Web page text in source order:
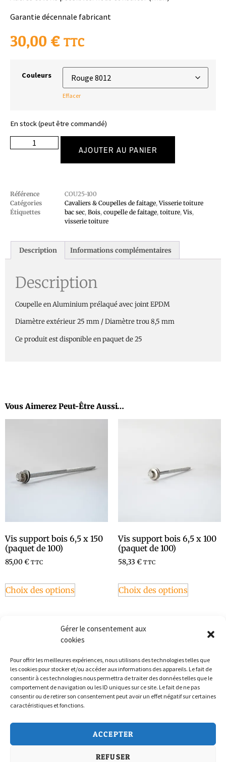
Gérer le consentement aux
cookies
Pour offrir les meilleures expériences, nous utilisons des technologies telles que
les cookies pour stocker et/ou accéder aux informations des appareils. Le fait de
consentir à ces technologies nous permettra de traiter des données telles que le
comportement de navigation ou les ID uniques sur ce site. Le fait de ne pas
consentir ou de retirer son consentement peut avoir un effet négatif sur certaines
caractéristiques et fonctions.
ACCEPTER
REFUSER
Garantie décennale fabricant
30,00 € TTC
Couleurs
Effacer
En stock (peut être commandé)
AJOUTER AU PANIER
Référence
COU25-100
Catégories
Cavaliers & Coupelles de faitage,Visserie toiture
Étiquettes
bac sec, Bois, coupelle de faitage, toiture,Vis,
visserie toiture
Description Informations complémentaires
Description
Coupelle en Aluminium prélaqué avec joint EPDM
Diamètre extérieur 25 mm / Diamètre trou 8,5 mm
Ce produit est disponible en paquet de 25
Vous Aimerez Peut-Être Aussi…
Vis support bois 6,5 x 150
(paquet de 100)
85,00€ TTC
Choix des options
Vis support bois 6,5 x 100
(paquet de 100)
58,33 € TTC
Choix des options
Politique de confidentialité
Conditions Générales de Vente
Politique de cookies (UE)